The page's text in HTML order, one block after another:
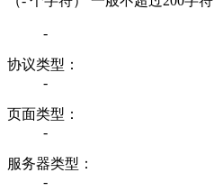
-
协议类型：
-
页面类型：
-
服务器类型：
-